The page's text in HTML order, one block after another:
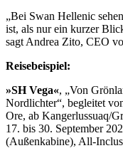
„Bei Swan Hellenic
ist, als nur ein kurzer
sagt Andrea Zito, CEO
Reisebeispiel:
»SH Vega«, „Von
Nordlichter“, begleitet
Ore, ab Kangerlussuaq/
17. bis 30. September
(Außenkabine), All-